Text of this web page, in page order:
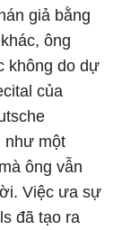
giả bằng
ông
không do dự
của
như một
ông vẫn
Việc ưa sự
đã tạo ra